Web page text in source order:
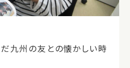
九州の友との懐かしい時